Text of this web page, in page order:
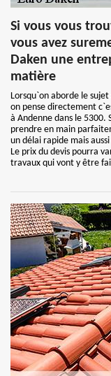
Si vous vous
vous avez
Daken une
matière
Lorsqu`on aborde le
on pense directement
à Andenne dans le 5300.
prendre en main
un délai rapide mais
Le prix du devis pourra
travaux qui vont y être